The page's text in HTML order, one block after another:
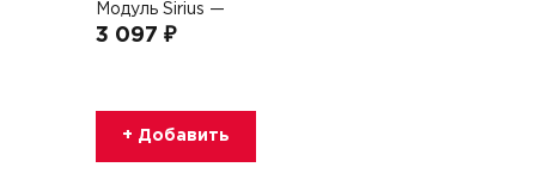
Модуль Sirius —
3 097 ₽
+ Добавить